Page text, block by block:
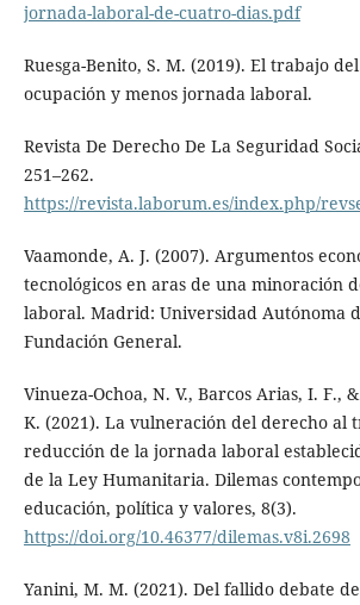
jornada-laboral-de-cuatro-dias.pdf
Ruesga-Benito, S. M. (2019). El trabajo
ocupación y menos jornada laboral.
Revista De Derecho De La Seguridad
251–262.
https://revista.laborum.es/index.php/
Vaamonde, A. J. (2007). Argumentos
tecnológicos en aras de una minoración
laboral. Madrid: Universidad Autónoma
Fundación General.
Vinueza-Ochoa, N. V., Barcos Arias, I. F.,
K. (2021). La vulneración del derecho al
reducción de la jornada laboral
de la Ley Humanitaria. Dilemas
educación, política y valores, 8(3).
https://doi.org/10.46377/dilemas.v8i.2698
Yanini, M. M. (2021). Del fallido debate